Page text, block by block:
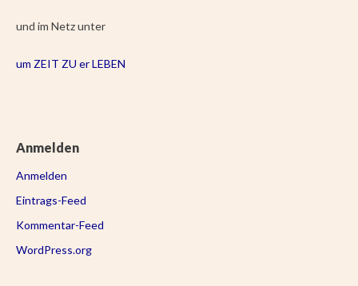
und im Netz unter
um ZEIT ZU er LEBEN
Anmelden
Anmelden
Eintrags-Feed
Kommentar-Feed
WordPress.org